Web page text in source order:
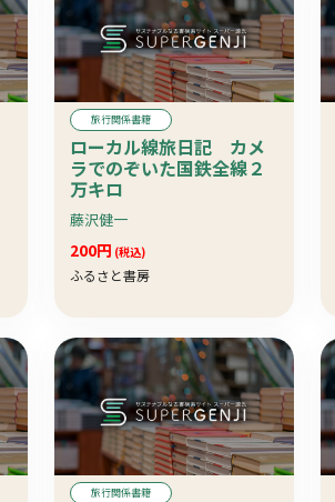
旅行関係書籍
ローカル線旅日記 カメ
ラでのぞいた国鉄全線２
万キロ
藤沢健一
200円 (税込)
ふるさと書房
旅行関係書籍